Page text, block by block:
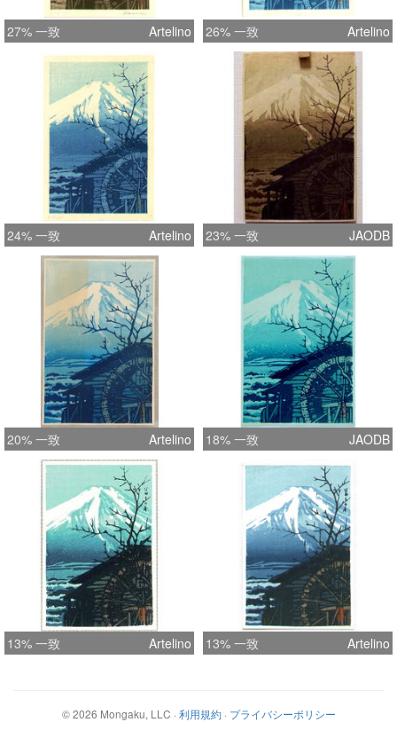
27% 一致 Artelino 26% 一致 Artelino
24% 一致 Artelino 23% 一致 JAODB
20% 一致 Artelino 18% 一致 JAODB
13% 一致 Artelino 13% 一致 Artelino
©2026 Mongaku, LLC · 利用規約 · プライバシーポリシー